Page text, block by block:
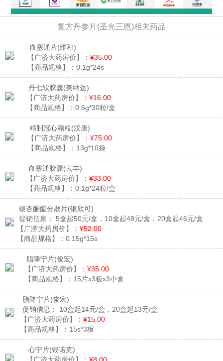
复方丹参片(圣光三恩)相关药品
血塞通片(维和)
【广济大药房价】： ¥35.00
【商品规格】： 0.1g*24s
丹七软胶囊(美纳达)
【广济大药房价】： ¥16.00
【商品规格】： 0.6g*30粒/盒
精制冠心颗粒(汉唐)
【广济大药房价】： ¥75.00
【商品规格】： 13g*10袋
血塞通胶囊(云丰)
【广济大药房价】： ¥33.00
【商品规格】： 0.1g*24粒/盒
银杏酮酯分散片(银欣可)
促销信息：
5盒起50元/盒，10盒起48元/盒，20盒起46元/盒
【广济大药房价】： ¥52.00
【商品规格】： 0.15g*15s
脂降宁片(俊宏)
【广济大药房价】： ¥35.00
【商品规格】： 15片x3板x3小盒
脂降宁片(俊宏)
促销信息：
10盒起14元/盒，20盒起13元/盒
【广济大药房价】： ¥15.00
【商品规格】： 15s*3板
心宁片(银诺克)